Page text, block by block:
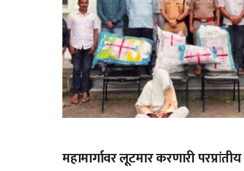
गुन्हेगारी
महामार्गावर लूटमार करणारी